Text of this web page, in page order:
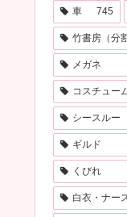
車 745
竹書房（分
メガネ
コスチュー
シースルー
ギルド
くびれ
白衣・ナー